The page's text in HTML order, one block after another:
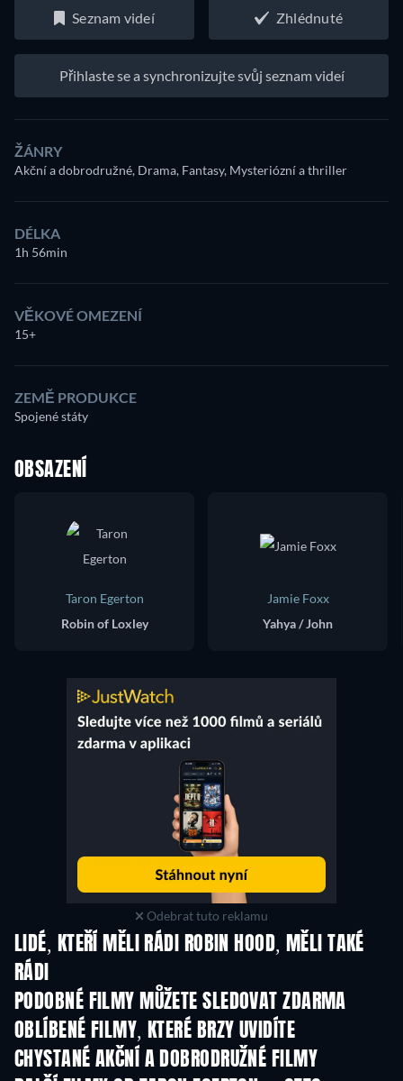
Seznam videí Zhlédnuté
Přihlaste se a synchronizujte svůj seznam videí
ŽÁNRY
Akční a dobrodružné, Drama, Fantasy, Mysteriózní a thriller
DÉLKA
1h 56min
VĚKOVÉ OMEZENÍ
15+
ZEMĚ PRODUKCE
Spojené státy
OBSAZENÍ
Taron Egerton
Robin of Loxley
Jamie Foxx
Yahya / John
Odebrat tuto reklamu
LIDÉ, KTEŘÍ MĚLI RÁDI ROBIN HOOD, MĚLI TAKÉ
RÁDI
PODOBNÉ FILMY MŮŽETE SLEDOVAT ZDARMA
OBLÍBENÉ FILMY, KTERÉ BRZY UVIDÍTE
CHYSTANÉ AKČNÍ A DOBRODRUŽNÉ FILMY